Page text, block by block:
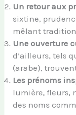
Un retour aux
sixtine,
mêlant
Une ouverture
d’ailleurs, tels
(arabe),
Les prénoms
lumière, fleurs,
des noms